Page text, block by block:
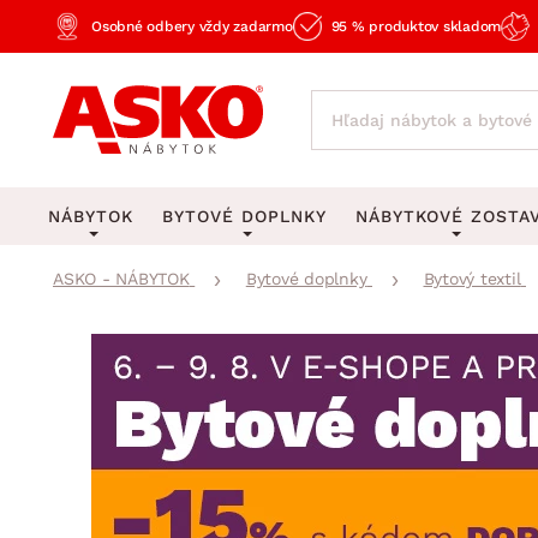
Osobné odbery vždy zadarmo 95 % produktov skladom
NÁBYTOK
Obývacia izba
Spálňa
Pracovňa a kancelária
BYTOVÉ DOPLNKY
KOBERCE
Veľké a stredné koberce
Behúne a malé koberce
Detské koberce
Kúpeľňové predložky
OSVETLENIE
Stolové lampy a
Stropné osvetlenie
Lustre a závesné
Stojacie lampy
NÁBYTKOVÉ
Obývacie
Spálňové
Kancelárske
Kuchynské
Detské
ASKO - NÁBYTOK Bytové doplnky Bytový textil